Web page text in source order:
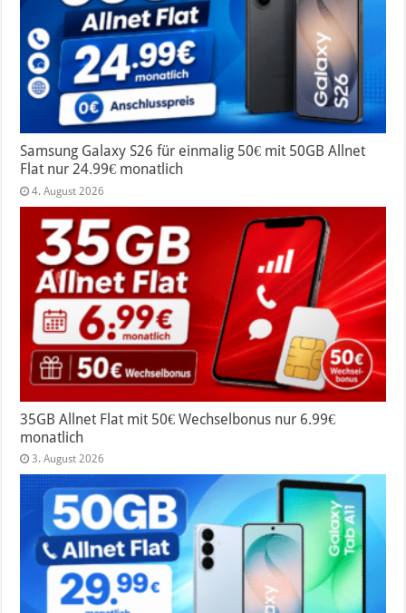
Samsung Galaxy S26 für einmalig 50€ mit 50GB Allnet
Flat nur 24.99€ monatlich
4. August 2026
35GB Allnet Flat mit 50€ Wechselbonus nur 6.99€
monatlich
3. August 2026